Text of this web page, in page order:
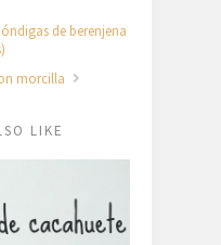
de berenjena
morcilla
LIKE